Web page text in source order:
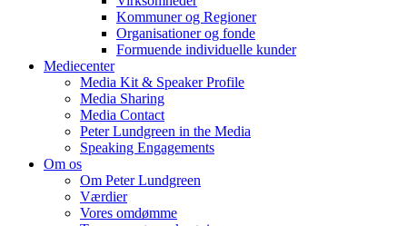
Kommuner og Regioner
Organisationer og fonde
Formuende individuelle kunder
Mediecenter
Media Kit & Speaker Profile
Media Sharing
Media Contact
Peter Lundgreen in the Media
Speaking Engagements
Om os
Om Peter Lundgreen
Værdier
Vores omdømme